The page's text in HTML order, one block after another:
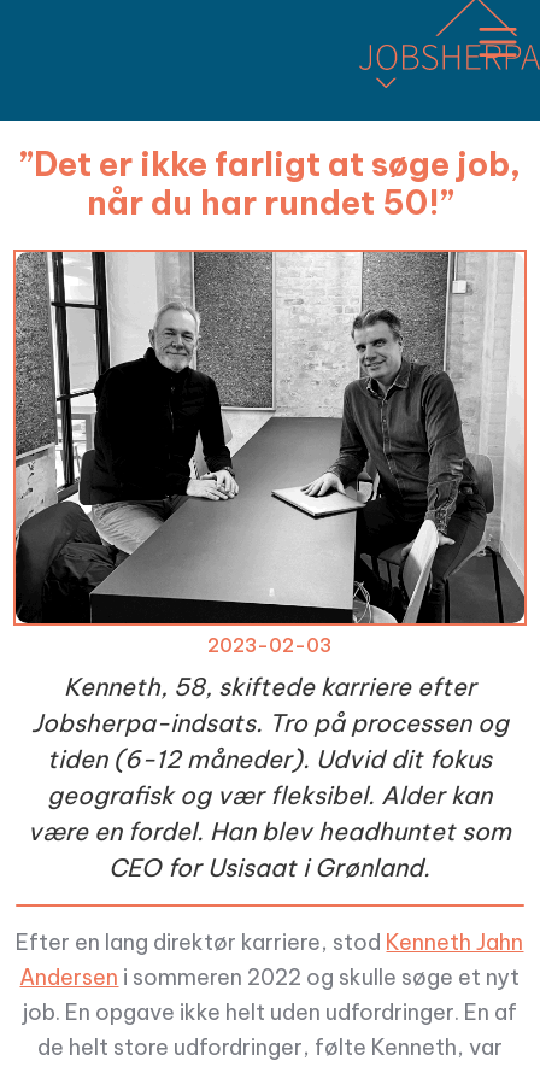
”Det er ikke farligt at søge job,
når du har rundet 50!”
2023-02-03
Kenneth, 58, skiftede karriere efter
Jobsherpa-indsats. Tro på processen og
tiden (6-12 måneder). Udvid dit fokus
geografisk og vær fleksibel. Alder kan
være en fordel. Han blev headhuntet som
CEO for Usisaat i Grønland.
Efter en lang direktør karriere, stod Kenneth Jahn
Andersen i sommeren 2022 og skulle søge et nyt
job. En opgave ikke helt uden udfordringer. En af
de helt store udfordringer, følte Kenneth, var